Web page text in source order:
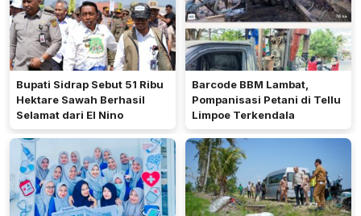
Bupati Sidrap Sebut 51 Ribu
Hektare Sawah Berhasil
Selamat dari El Nino
Barcode BBM Lambat,
Pompanisasi Petani di Tellu
Limpoe Terkendala